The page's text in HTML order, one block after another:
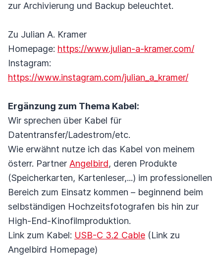
zur Archivierung und Backup beleuchtet.
Zu Julian A. Kramer
Homepage: https://www.julian-a-kramer.com/
Instagram:
https://www.instagram.com/julian_a_kramer/
Ergänzung zum Thema Kabel:
Wir sprechen über Kabel für
Datentransfer/Ladestrom/etc.
Wie erwähnt nutze ich das Kabel von meinem
österr. Partner Angelbird, deren Produkte
(Speicherkarten, Kartenleser,...) im professionellen
Bereich zum Einsatz kommen – beginnend beim
selbständigen Hochzeitsfotografen bis hin zur
High-End-Kinofilmproduktion.
Link zum Kabel: USB-C 3.2 Cable (Link zu
Angelbird Homepage)